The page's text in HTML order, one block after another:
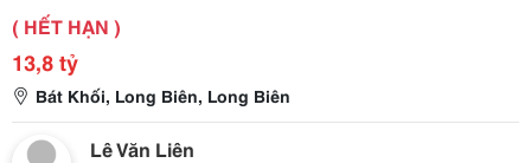
( HẾT HẠN )
13,8 tỷ
Bát Khối, Long Biên, Long Biên
Lê Văn Liên